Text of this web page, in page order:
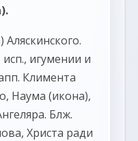
).
) Аляскинского.
исп., игумении и
Климента
Наума (икона),
. Блж.
Христа ради